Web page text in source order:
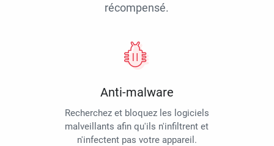
récompensé.
Anti-malware
Recherchez et bloquez les logiciels
malveillants afin qu'ils n'infiltrent et
n'infectent pas votre appareil.